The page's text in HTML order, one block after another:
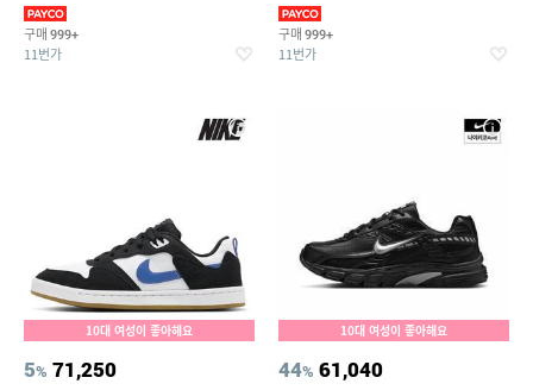
구매 999+
11번가
구매 999+
11번가
10대 여성이 좋아해요
5% 71,250
10대 여성이 좋아해요
44% 61,040